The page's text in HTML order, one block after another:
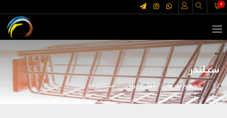
0
سیلندر
محصولات ما قفل و یراق سیلندر